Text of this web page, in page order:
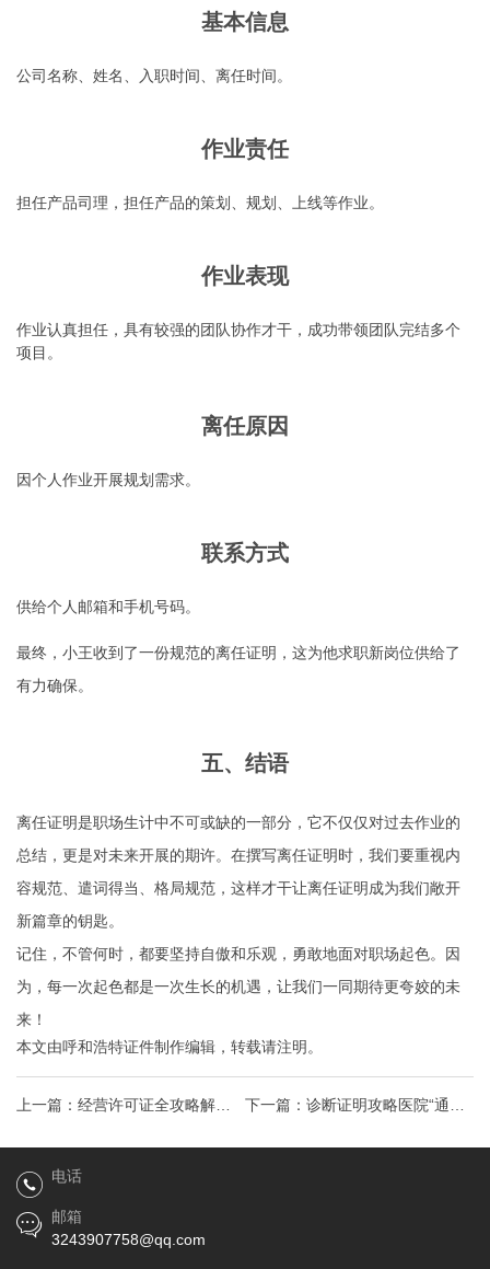
基本信息
公司名称、姓名、入职时间、离任时间。
作业责任
担任产品司理，担任产品的策划、规划、上线等作业。
作业表现
作业认真担任，具有较强的团队协作才干，成功带领团队完结多个
项目。
离任原因
因个人作业开展规划需求。
联系方式
供给个人邮箱和手机号码。
最终，小王收到了一份规范的离任证明，这为他求职新岗位供给了
有力确保。
五、结语
离任证明是职场生计中不可或缺的一部分，它不仅仅对过去作业的
总结，更是对未来开展的期许。在撰写离任证明时，我们要重视内
容规范、遣词得当、格局规范，这样才干让离任证明成为我们敞开
新篇章的钥匙。
记住，不管何时，都要坚持自傲和乐观，勇敢地面对职场起色。因
为，每一次起色都是一次生长的机遇，让我们一同期待更夸姣的未
来！
本文由呼和浩特证件制作编辑，转载请注明。
上一篇： 经营许可证全攻略解锁
创业之路，那些你不知道的许可
奥秘！
下一篇： 诊断证明攻略医院“通行
证”，应对看病难题！
电话
邮箱
3243907758@qq.com